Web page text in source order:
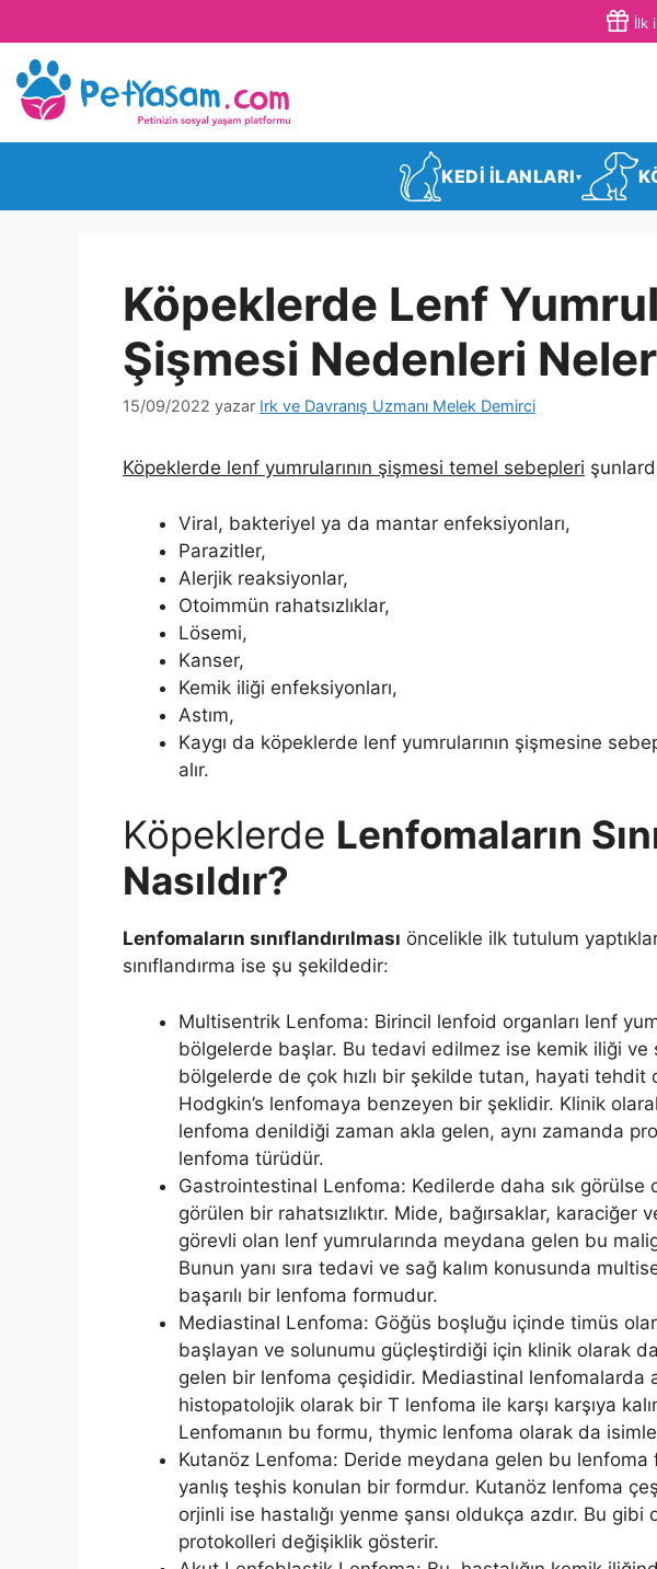
İlk
KEDİ İLANLARI▾
Köpeklerde Lenf
Şişmesi Nedenleri
15/09/2022 yazar Irk ve Davranış Uzmanı Melek Demirci
Köpeklerde lenf yumrularının şişmesi temel sebepleri
Viral, bakteriyel ya da mantar enfeksiyonları,
Parazitler,
Alerjik reaksiyonlar,
Otoimmün rahatsızlıklar,
Lösemi,
Kanser,
Kemik iliği enfeksiyonları,
Astım,
Kaygı da köpeklerde lenf yumrularının şişmesine
alır.
Köpeklerde Lenfomaların
Nasıldır?
Lenfomaların sınıflandırılması öncelikle ilk tutulum
sınıflandırma ise şu şekildedir:
Multisentrik Lenfoma: Birincil lenfoid organları lenf
bölgelerde başlar. Bu tedavi edilmez ise kemik iliği ve
bölgelerde de çok hızlı bir şekilde tutan, hayati
Hodgkin’s lenfomaya benzeyen bir şeklidir. Klinik
lenfoma denildiği zaman akla gelen, aynı zamanda
lenfoma türüdür.
Gastrointestinal Lenfoma: Kedilerde daha sık
görülen bir rahatsızlıktır. Mide, bağırsaklar, karaciğer
görevli olan lenf yumrularında meydana gelen bu
Bunun yanı sıra tedavi ve sağ kalım konusunda
başarılı bir lenfoma formudur.
Mediastinal Lenfoma: Göğüs boşluğu içinde timüs
başlayan ve solunumu güçleştirdiği için klinik olarak
gelen bir lenfoma çeşididir. Mediastinal lenfomalarda
histopatolojik olarak bir T lenfoma ile karşı karşıya
Lenfomanın bu formu, thymic lenfoma olarak da
Kutanöz Lenfoma: Deride meydana gelen bu
yanlış teşhis konulan bir formdur. Kutanöz lenfoma
orjinli ise hastalığı yenme şansı oldukça azdır. Bu
protokolleri değişiklik gösterir.